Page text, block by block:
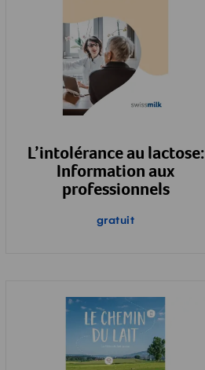
L’intolérance au lactose:
Information aux
professionnels
gratuit